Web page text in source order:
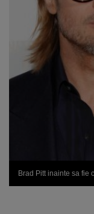
Brad Pitt inainte sa fie